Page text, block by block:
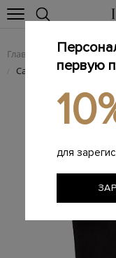
Главная Женщинам
/ Сапоги в ковбойском
первую
для